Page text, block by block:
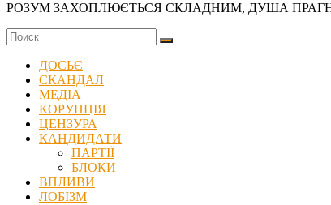
РОЗУМ ЗАХОПЛЮЄТЬСЯ СКЛАДНИМ, ДУША
ДОСЬЄ
СКАНДАЛ
МЕДІА
КОРУПЦІЯ
ЦЕНЗУРА
КАНДИДАТИ
ПАРТІЇ
БЛОКИ
ВПЛИВИ
ЛОБІЗМ